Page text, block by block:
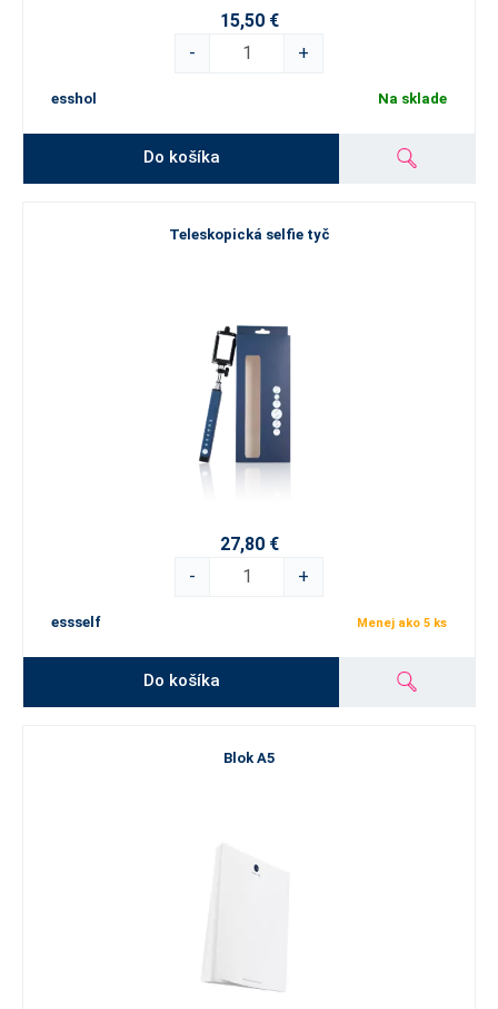
15,50 €
-
+
esshol Na sklade
Do košíka
Teleskopická selfie tyč
27,80 €
-
+
essself Menej ako 5 ks
Do košíka
Blok A5